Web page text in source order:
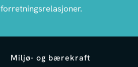
forretningsrelasjoner.
Miljø- og bærekraft